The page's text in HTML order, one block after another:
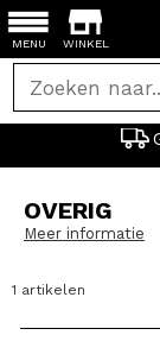
WINKEL
MENU
OVERIG
Meer informatie
1 artikelen